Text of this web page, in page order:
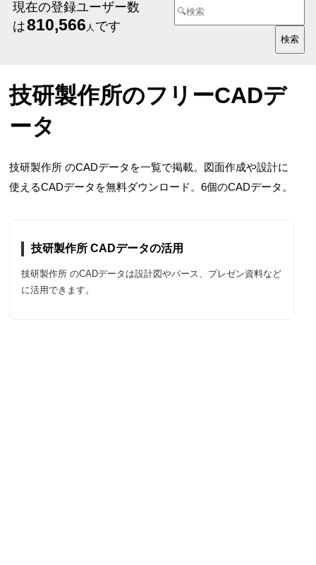
現在の登録ユーザー数
は810,566 人 です
技研製作所のフリーCADデ
ータ
技研製作所 のCADデータを一覧で掲載。図面作成や設計に
使えるCADデータを無料ダウンロード。6個のCADデータ。
技研製作所 CADデータの活用
技研製作所 のCADデータは設計図やパース、プレゼン資料など
に活用できます。